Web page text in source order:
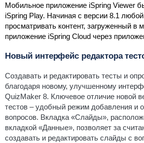
Мобильное приложение iSpring Viewer
iSpring Play. Начиная с версии 8.1
просматривать контент, загруженный в
приложение iSpring Cloud через
Новый интерфейс редактора
Создавать и редактировать тесты и
благодаря новому, улучшенному
QuizMaker 8. Ключевое отличие новой
тестов – удобный режим добавления и
вопросов. Вкладка «Слайды»,
вкладкой «Данные», позволяет за
создавать и редактировать слайды с